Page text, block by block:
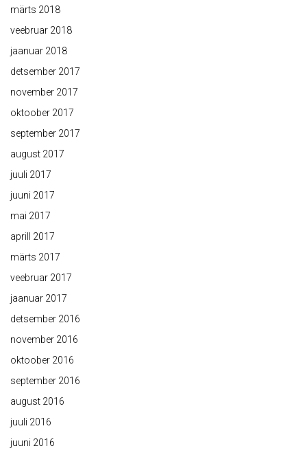
märts 2018
veebruar 2018
jaanuar 2018
detsember 2017
november 2017
oktoober 2017
september 2017
august 2017
juuli 2017
juuni 2017
mai 2017
aprill 2017
märts 2017
veebruar 2017
jaanuar 2017
detsember 2016
november 2016
oktoober 2016
september 2016
august 2016
juuli 2016
juuni 2016